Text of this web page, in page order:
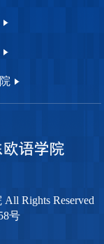
Rights Reserved
号